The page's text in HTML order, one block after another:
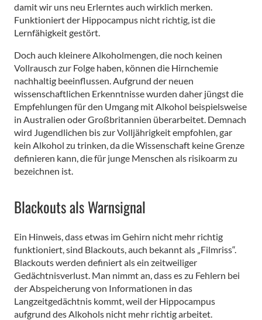
damit wir uns neu Erlerntes auch wirklich merken.
Funktioniert der Hippocampus nicht richtig, ist die
Lernfähigkeit gestört.
Doch auch kleinere Alkoholmengen, die noch keinen
Vollrausch zur Folge haben, können die Hirnchemie
nachhaltig beeinflussen. Aufgrund der neuen
wissenschaftlichen Erkenntnisse wurden daher jüngst die
Empfehlungen für den Umgang mit Alkohol beispielsweise
in Australien oder Großbritannien überarbeitet. Demnach
wird Jugendlichen bis zur Volljährigkeit empfohlen, gar
kein Alkohol zu trinken, da die Wissenschaft keine Grenze
definieren kann, die für junge Menschen als risikoarm zu
bezeichnen ist.
Blackouts als Warnsignal
Ein Hinweis, dass etwas im Gehirn nicht mehr richtig
funktioniert, sind Blackouts, auch bekannt als „Filmriss“.
Blackouts werden definiert als ein zeitweiliger
Gedächtnisverlust. Man nimmt an, dass es zu Fehlern bei
der Abspeicherung von Informationen in das
Langzeitgedächtnis kommt, weil der Hippocampus
aufgrund des Alkohols nicht mehr richtig arbeitet.